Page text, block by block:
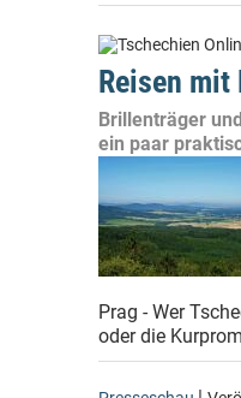
Reisen
Brillenträger
ein paar
Prag - Wer
oder die